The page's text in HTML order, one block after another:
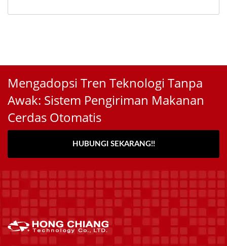
Mengadopsi Tren Teknologi Tanpa
Awak: Sistem Pengiriman Makanan
Cerdas Otomatis
HUBUNGI SEKARANG!!